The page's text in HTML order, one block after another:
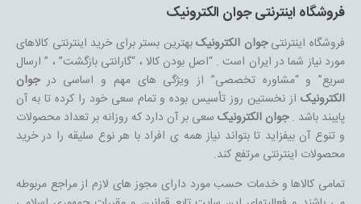
فروشگاه اینترنتی جوان الکترونیک
فروشگاه اینترنتیجوان الکترونیکبهترین بستر برای خرید اینترنتی کالاهای
مورد نیاز شما در ایران است . “اصل بودن کالا ، “گارانتی بازگشت” ، ” ارسال
سریع” و “مشاوره تخصصی” از ویژگی های مهم و اساسی درجوان
الکترونیکاز نخستین روز تأسیس بوده و تمام سعی خود را کرده تا به آن
پایبند باشد .جوان الکترونیکسعی بر آن دارد که روزانه بر تعداد محصولات
و تنوع آن بیفزاید تا بتواند نیاز همه ی افراد با هر نوع سلیقه را در خرید
محصولات اینترنتی مرتفع کند.
تمامی کالاها و خدمات حسب مورد دارای مجوز های لازم از مراجع مربوطه